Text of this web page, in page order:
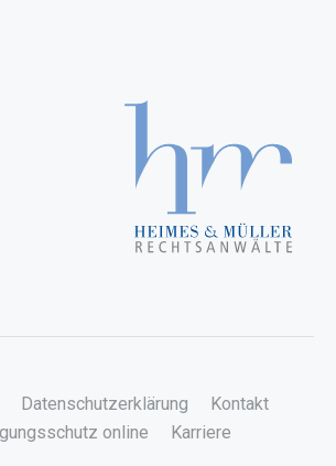
Datenschutzerklärung
Kontakt
online
Karriere